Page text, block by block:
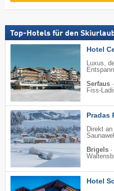
Top-Hotels für den
Hotel
Luxus,
Serfaus ·
Fiss-
Pradas
Direkt
Brigels ·
Hotel